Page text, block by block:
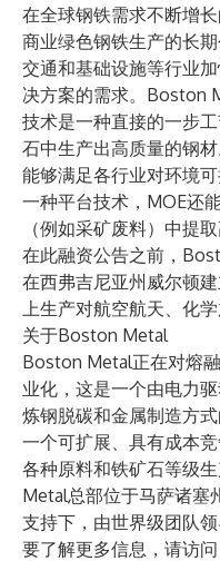
在全球钢铁需求不断增
商业绿色钢铁生产的长
交通和基础设施等行业
决方案的需求。Boston
技术是一种直接的一步
石中生产出高质量的钢
能够满足各行业对环境
一种平台技术，MOE还
（例如采矿废料）中提
在此融资公告之前，
在西弗吉尼亚州威尔顿
上生产对航空航天、化
关于Boston Metal
Boston Metal正在对熔
业化，这是一个由电力
炼钢脱碳和金属制造方
一个可扩展、具有成本
各种原料和铁矿石等级
Metal总部位于马萨诸塞
支持下，由世界级团队
要了解更多信息，请访问